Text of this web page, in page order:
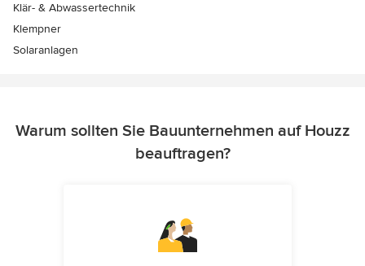
Klär- & Abwassertechnik
Klempner
Solaranlagen
Warum sollten Sie Bauunternehmen auf Houzz
beauftragen?